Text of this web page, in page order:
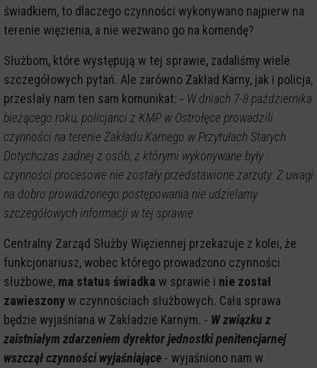
świadkiem, to dlaczego czynności wykonywano najpierw na
terenie więzienia, a nie wezwano go na komendę?
Służbom, które występują w tej sprawie, zadaliśmy wiele
szczegółowych pytań. Ale zarówno Zakład Karny, jak i policja,
przesłały nam ten sam komunikat: - W dniach 7-8 października
bieżącego roku, policjanci z KMP w Ostrołęce prowadzili
czynności na terenie Zakładu Karnego w Przytułach Starych.
Dotychczas żadnej z osób, z którymi wykonywane były
czynności procesowe nie zostały przedstawione zarzuty. Z uwagi
na dobro prowadzonego postępowania nie udzielamy
szczegółowych informacji w tej sprawie.
Centralny Zarząd Służby Więziennej przekazuje z kolei, że
funkcjonariusz, wobec którego prowadzono czynności
służbowe, ma status świadka w sprawie i nie został
zawieszonyw czynnościach służbowych. Cała sprawa
będzie wyjaśniana w Zakładzie Karnym. - W związku z
zaistniałym zdarzeniem dyrektor jednostki penitencjarnej
wszczął czynności wyjaśniające - wyjaśniono nam w